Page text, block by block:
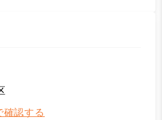
認する